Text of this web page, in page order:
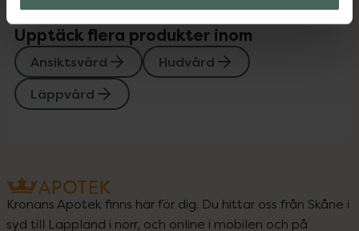
Upptäck flera produkter inom
Ansiktsvård
Hudvård
Läppvård
Kronans Apotek finns här för dig. Du hittar oss från Skåne i
syd till Lappland i norr, och online i mobilen och på